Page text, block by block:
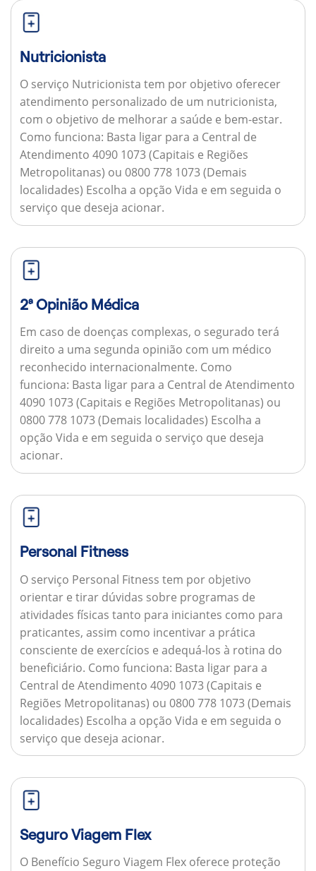
Nutricionista
O serviço Nutricionista tem por objetivo oferecer
atendimento personalizado de um nutricionista,
com o objetivo de melhorar a saúde e bem-estar.
Como funciona: Basta ligar para a Central de
Atendimento 4090 1073 (Capitais e Regiões
Metropolitanas) ou 0800 778 1073 (Demais
localidades) Escolha a opção Vida e em seguida o
serviço que deseja acionar.
2ª Opinião Médica
Em caso de doenças complexas, o segurado terá
direito a uma segunda opinião com um médico
reconhecido internacionalmente. Como
funciona: Basta ligar para a Central de Atendimento
4090 1073 (Capitais e Regiões Metropolitanas) ou
0800 778 1073 (Demais localidades) Escolha a
opção Vida e em seguida o serviço que deseja
acionar.
Personal Fitness
O serviço Personal Fitness tem por objetivo
orientar e tirar dúvidas sobre programas de
atividades físicas tanto para iniciantes como para
praticantes, assim como incentivar a prática
consciente de exercícios e adequá-los à rotina do
beneficiário. Como funciona: Basta ligar para a
Central de Atendimento 4090 1073 (Capitais e
Regiões Metropolitanas) ou 0800 778 1073 (Demais
localidades) Escolha a opção Vida e em seguida o
serviço que deseja acionar.
Seguro Viagem Flex
O Benefício Seguro Viagem Flex oferece proteção